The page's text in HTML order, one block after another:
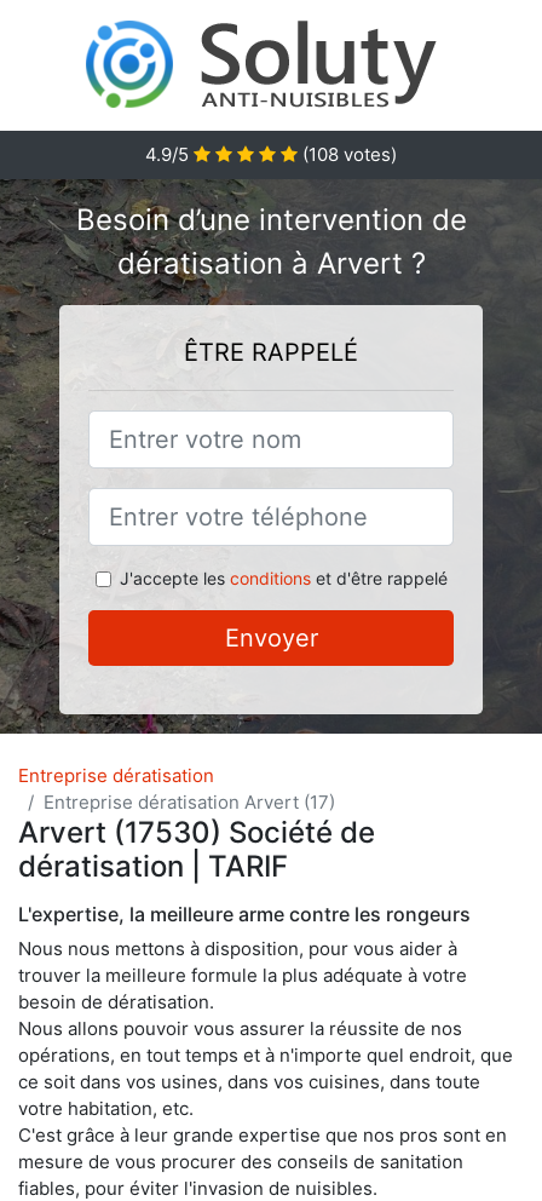
4.9/5 (108 votes)
Besoin d’une intervention de
dératisation à Arvert ?
ÊTRE RAPPELÉ
J'accepte les conditionset d'être rappelé
Envoyer
Entreprise dératisation
Entreprise dératisation Arvert (17)
Arvert (17530) Société de
dératisation | TARIF
L'expertise, la meilleure arme contre les rongeurs
Nous nous mettons à disposition, pour vous aider à
trouver la meilleure formule la plus adéquate à votre
besoin de dératisation.
Nous allons pouvoir vous assurer la réussite de nos
opérations, en tout temps et à n'importe quel endroit, que
ce soit dans vos usines, dans vos cuisines, dans toute
votre habitation, etc.
C'est grâce à leur grande expertise que nos pros sont en
mesure de vous procurer des conseils de sanitation
fiables, pour éviter l'invasion de nuisibles.